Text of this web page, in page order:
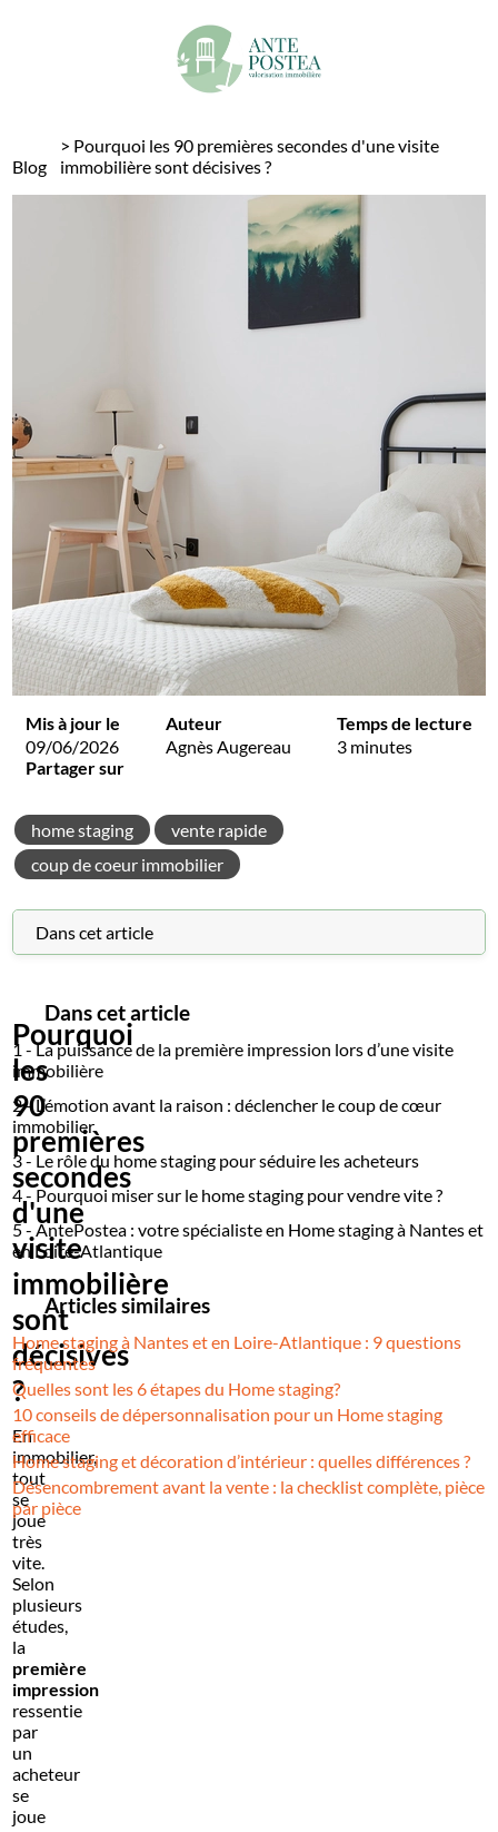
Blog
> Pourquoi les 90 premières secondes d'une visite
immobilière sont décisives ?
Mis à jour le
09/06/2026
Auteur
Agnès Augereau
Temps de lecture
3 minutes
Partager sur
home staging
vente rapide
coup de coeur immobilier
Dans cet article
2 - L’émotion avant la raison : déclencher le coup de
cœur immobilier
3 - Le rôle du home staging pour séduire les acheteurs
4 - Pourquoi miser sur le home staging pour vendre vite
?
5 - AntePostea : votre spécialiste en Home staging à
Nantes et en Loire-Atlantique
Pourquoi
les
90
premières
secondes
d'une
visite
immobilière
sont
décisives
?
En
immobilier,
tout
se
joue
très
vite.
Selon
plusieurs
études,
la
première
impression
ressentie
par
un
acheteur
se
joue
Dans cet article
1 - La puissance de la première impression lors d’une visite
immobilière
2 - L’émotion avant la raison : déclencher le coup de cœur
immobilier
3 - Le rôle du home staging pour séduire les acheteurs
4 - Pourquoi miser sur le home staging pour vendre vite ?
5 - AntePostea : votre spécialiste en Home staging à Nantes et
en Loire-Atlantique
Articles similaires
Home staging à Nantes et en Loire-Atlantique : 9 questions
fréquentes
Quelles sont les 6 étapes du Home staging?
10 conseils de dépersonnalisation pour un Home staging
efficace
Home staging et décoration d’intérieur : quelles différences ?
Désencombrement avant la vente : la checklist complète, pièce
par pièce